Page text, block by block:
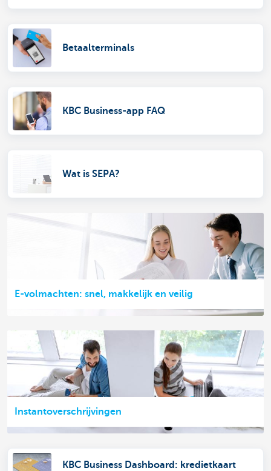
Betaalterminals
KBC Business-app FAQ
Wat is SEPA?
E-volmachten: snel, makkelijk en veilig
Instantoverschrijvingen
KBC Business Dashboard: kredietkaart